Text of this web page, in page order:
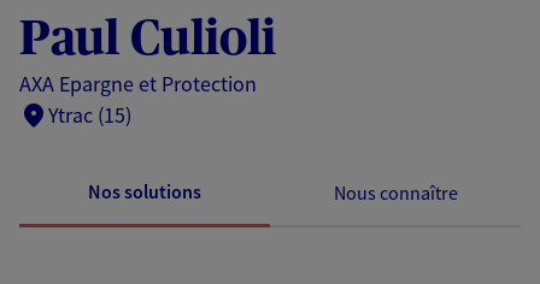
Paul Culioli
AXA Epargne et Protection
Ytrac (15)
Nos solutions Nous connaître